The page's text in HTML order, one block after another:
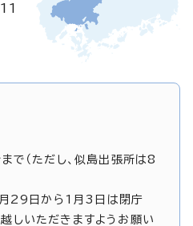
（ただし、似島出張所は8
29日から1月3日は閉庁
しいただきますようお願い